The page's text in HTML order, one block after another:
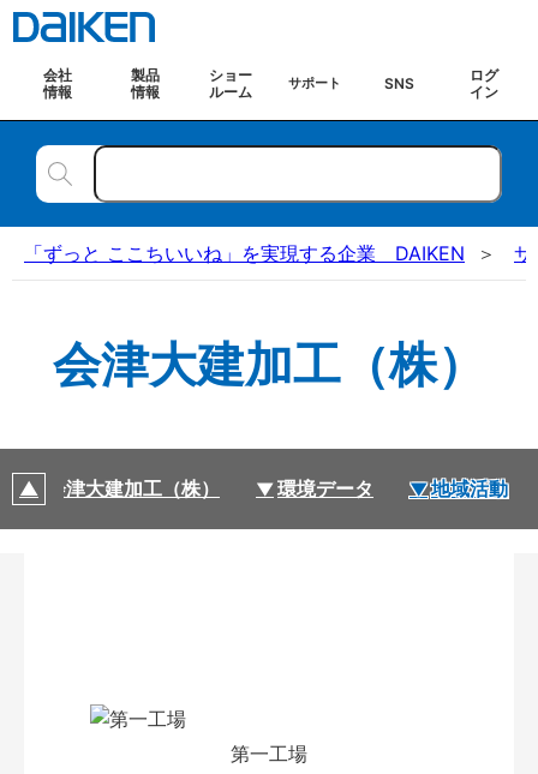
会社
情報
製品
情報
ショー
ルーム
サポート SNS
ログ
イン
「ずっと ここちいいね」を実現する企業 DAIKEN サ
会津大建加工（株）
会津大建加工（株） 環境データ 地域活動
第一工場